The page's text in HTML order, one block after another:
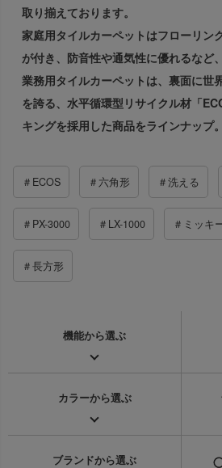
取り揃えております。
家庭用タイルカーペットはフローリン
が付き、 防音性や通気性に優れるなど
業務用タイルカーペットは、裏面に世
を誇る、 水平循環型リサイクル材「
キングを採用した商品をラインナップ。
＃ECOS ＃六角形 ＃洗える
＃PX-3000 ＃LX-1000 ＃ミッキ
＃長方形
機能から選ぶ
カラーから選ぶ
ブランドから選ぶ